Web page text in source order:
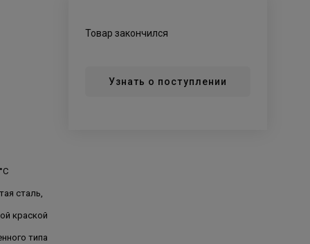
сталь,
краской
типа
Товар закончился
Узнать о поступлении